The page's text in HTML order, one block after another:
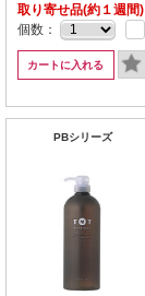
取り寄せ品(約１週間)
個数：
カートに入れる
PBシリーズ